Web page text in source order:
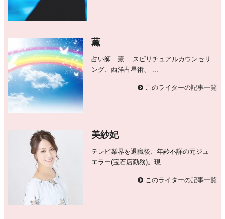
薫
占い師 薫 スピリチュアルカウンセリ
ング、西洋占星術、 ...
このライターの記事一覧
美紗妃
テレビ業界を退職後、年齢不詳の元ジュ
エラー(宝石店勤務)。現...
このライターの記事一覧